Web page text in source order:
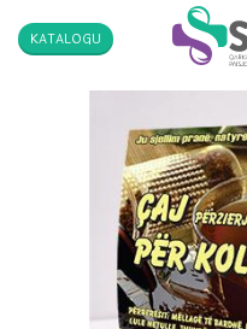
KATALOGU